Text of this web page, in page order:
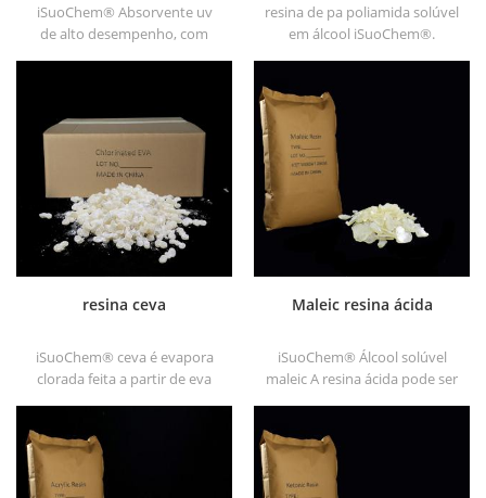
iSuoChem® Absorvente uv
de alto desempenho, com
poliamida, ppe, plutônio
termoplástico e pu fibra etc
resina de pa poliamida solúvel
em álcool iSuoChem®.
diferentes tipos, como DT610,
DT610A, DT610H e dt6245
resina ceva
iSuoChem® ceva é evapora
clorada feita a partir de eva
orgânico como tolueno, éster,
Maleic resina ácida
iSuoChem® Álcool solúvel
maleic A resina ácida pode ser
ou alcoólatra solvente.
Oferece alto brilho e rápido
secagem.